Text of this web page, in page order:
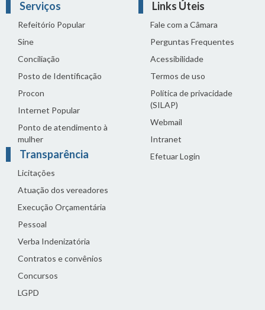
Serviços
Refeitório Popular
Sine
Conciliação
Posto de Identificação
Procon
Internet Popular
Ponto de atendimento à
mulher
Transparência
Licitações
Atuação dos vereadores
Execução Orçamentária
Pessoal
Verba Indenizatória
Contratos e convênios
Concursos
LGPD
Links Úteis
Fale com a Câmara
Perguntas Frequentes
Acessibilidade
Termos de uso
Política de privacidade
(SILAP)
Webmail
Intranet
Efetuar Login